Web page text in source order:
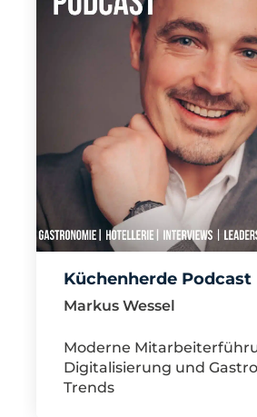
Küchenherde Podcast
Markus Wessel
Moderne
Digitalisierung und
Trends